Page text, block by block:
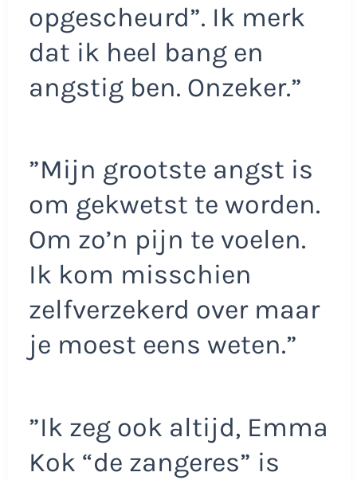
opgescheurd”. Ik merk
dat ik heel bang en
angstig ben. Onzeker.”
”Mijn grootste angst is
om gekwetst te worden.
Om zo’n pijn te voelen.
Ik kom misschien
zelfverzekerd over maar
je moest eens weten.”
”Ik zeg ook altijd, Emma
Kok “de zangeres” is